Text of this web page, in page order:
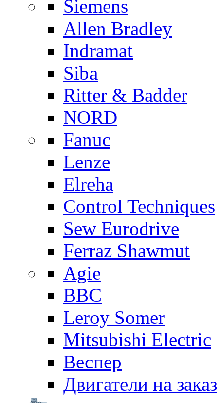
Siemens
Allen Bradley
Indramat
Siba
Ritter & Badder
NORD
Fanuc
Lenze
Elreha
Control Techniques
Sew Eurodrive
Ferraz Shawmut
Agie
BBC
Leroy Somer
Mitsubishi Electric
Веспер
Двигатели на заказ